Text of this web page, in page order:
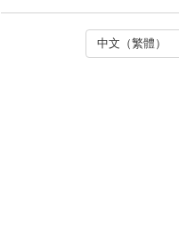
中文（繁體）